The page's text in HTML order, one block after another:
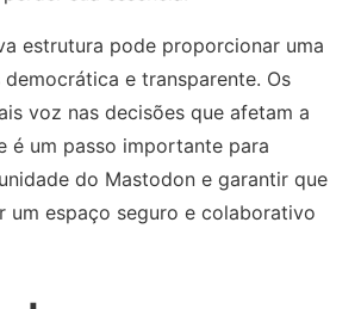
estrutura pode proporcionar uma
e transparente. Os
voz nas decisões que afetam a
é um passo importante para
do Mastodon e garantir que
um espaço seguro e colaborativo